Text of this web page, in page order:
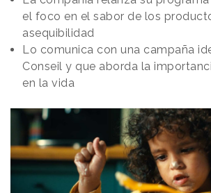
el foco en el sabor de los
asequibilidad
Lo comunica con una campaña
Conseil y que aborda la
en la vida